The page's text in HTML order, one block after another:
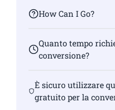
How Can I Go?
Quanto tempo
conversione?
È sicuro utilizzare
gratuito per la